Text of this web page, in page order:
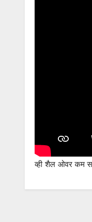
व्ही शैल ओवर कम